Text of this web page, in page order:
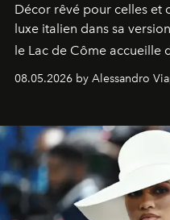
Décor rêvé pour celles et
luxe italien dans sa
le Lac de Côme accueille
fragrances. L’une des
08.05.2026 by Alessandro